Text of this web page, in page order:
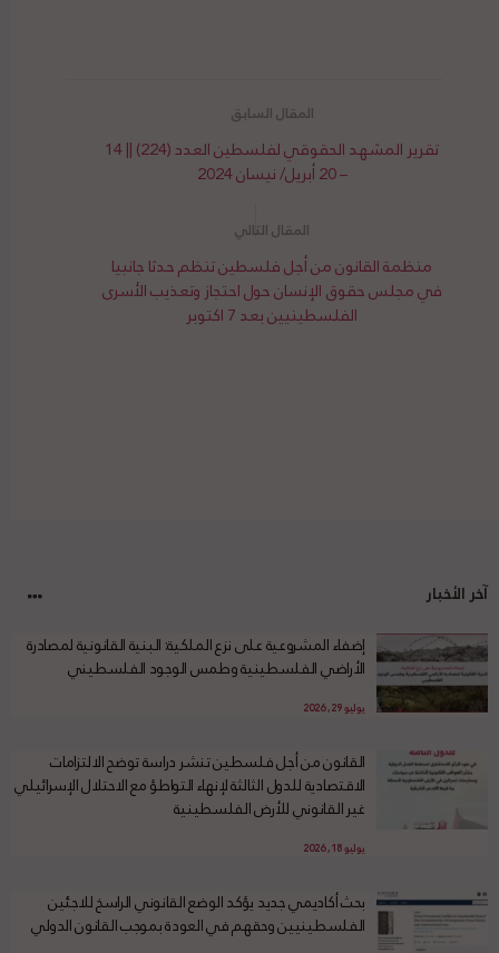
تقرير المشهد الحقوقي لفلسطين العدد (224) || 14
– 20 أبريل/ نيسان 2024
منظمة القانون من أجل فلسطين تنظم حدثا جانبيا
في مجلس حقوق الإنسان حول احتجاز وتعذيب الأسرى
الفلسطينيين بعد 7 اكتوبر
آخر الأخبار
إضفاء المشروعية على نزع الملكية: البنية القانونية لمصادرة
الأراضي الفلسطينية وطمس الوجود الفلسطيني
يوليو 29, 2026
القانون من أجل فلسطين تنشر دراسة توضح الالتزامات
الاقتصادية للدول الثالثة لإنهاء التواطؤ مع الاحتلال الإسرائيلي
غير القانوني للأرض الفلسطينية
يوليو 18, 2026
بحث أكاديمي جديد يؤكد الوضع القانوني الراسخ للاجئين
الفلسطينيين وحقهم في العودة بموجب القانون الدولي